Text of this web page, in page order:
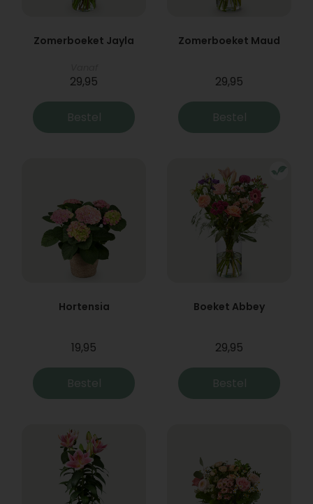
Zomerboeket Jayla
29,95
Bestel
Zomerboeket Maud
29,95
Bestel
Hortensia
19,95
Bestel
Boeket Abbey
29,95
Bestel